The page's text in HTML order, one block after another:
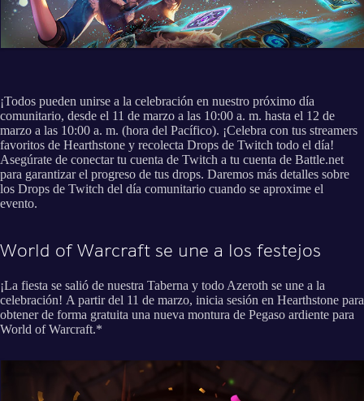
¡Todos pueden unirse a la celebración en nuestro próximo día
comunitario, desde el 11 de marzo a las 10:00 a. m. hasta el 12 de
marzo a las 10:00 a. m. (hora del Pacífico). ¡Celebra con tus streamers
favoritos de Hearthstone y recolecta Drops de Twitch todo el día!
Asegúrate de conectar tu cuenta de Twitch a tu cuenta de Battle.net
para garantizar el progreso de tus drops. Daremos más detalles sobre
los Drops de Twitch del día comunitario cuando se aproxime el
evento.
World of Warcraft se une a los festejos
¡La fiesta se salió de nuestra Taberna y todo Azeroth se une a la
celebración! A partir del 11 de marzo, inicia sesión en Hearthstone para
obtener de forma gratuita una nueva montura de Pegaso ardiente para
World of Warcraft.*